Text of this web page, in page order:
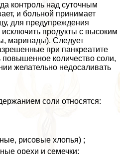
контроль над суточным
и больной принимает
для предупреждения
продукты с высоким
маринады). Следует
при панкреатите
повышенное количество соли,
желательно недосаливать
соли относятся:
рисовые хлопья) ;
орехи и семечки;